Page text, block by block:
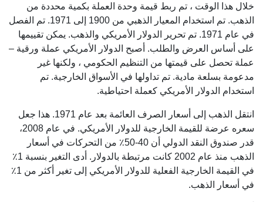
خلال هذا الوقت ، تم ربط قيمة وحدة العملة بكمية محددة من
الذهب. تم استخدام المعيار الذهبي من 1900 إلى 1971. تم الفصل
في عام 1971. تم تحرير الدولار الأمريكي والذهب. يمكن تقييمها
على أساس العرض والطلب. أصبح الدولار الأمريكي عملة ورقية –
عملة تحصل على قيمتها من التنظيم الحكومي ، ولكنها غير
مدعومة بسلعة مادية. تم تداولها في الأسواق الخارجية. تم
استخدام الدولار الأمريكي كعملة احتياطية.
انتقل الذهب إلى أسعار الصرف العائمة بعد عام 1971. هذا جعل
سعره عرضة للقيمة الخارجية للدولار الأمريكي. في عام 2008،
قدر صندوق النقد الدولي أن 40-50٪ من التحركات في أسعار
الذهب منذ عام 2002 كانت مرتبطة بالدولار. أدى التغير بنسبة 1٪
في القيمة الخارجية الفعلية للدولار الأمريكي إلى تغير أكثر من 1٪
في أسعار الذهب.